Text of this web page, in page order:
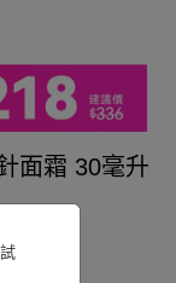
面霜 30毫升